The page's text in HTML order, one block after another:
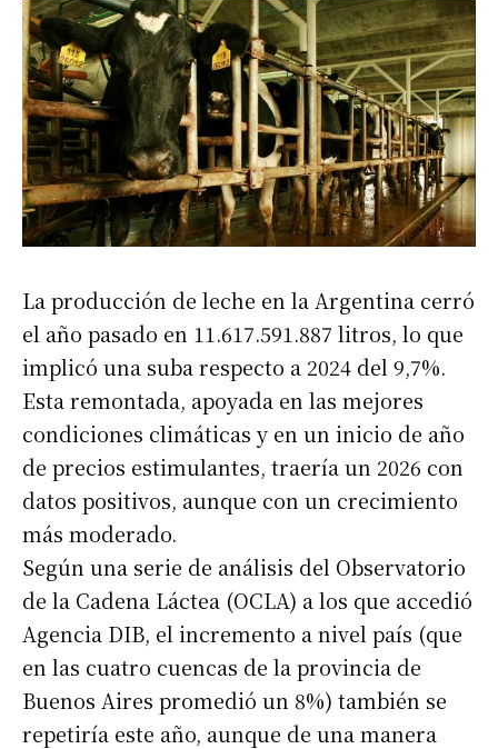
La producción de leche en la Argentina cerró
el año pasado en 11.617.591.887 litros, lo que
implicó una suba respecto a 2024 del 9,7%.
Esta remontada, apoyada en las mejores
condiciones climáticas y en un inicio de año
de precios estimulantes, traería un 2026 con
datos positivos, aunque con un crecimiento
más moderado.
Según una serie de análisis del Observatorio
de la Cadena Láctea (OCLA) a los que accedió
Agencia DIB, el incremento a nivel país (que
en las cuatro cuencas de la provincia de
Buenos Aires promedió un 8%) también se
repetiría este año, aunque de una manera